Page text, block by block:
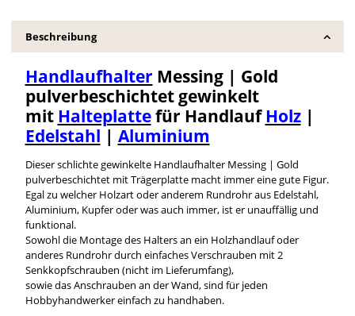
Beschreibung
Handlaufhalter Messing | Gold
pulverbeschichtet gewinkelt
mit Halteplattefür HandlaufHolz|
Edelstahl | Aluminium
Dieser schlichte gewinkelte Handlaufhalter Messing | Gold
pulverbeschichtet mit Trägerplatte macht immer eine gute Figur.
Egal zu welcher Holzart oder anderem Rundrohr aus Edelstahl,
Aluminium, Kupfer oder was auch immer, ist er unauffällig und
funktional.
Sowohl die Montage des Halters an ein Holzhandlauf oder
anderes Rundrohr durch einfaches Verschrauben mit 2
Senkkopfschrauben (nicht im Lieferumfang),
sowie das Anschrauben an der Wand, sind für jeden
Hobbyhandwerker einfach zu handhaben.